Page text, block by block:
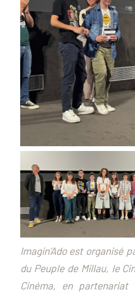
Imagin’Ado est organisé
du Peuple de Millau, le
Cinéma, en partenariat